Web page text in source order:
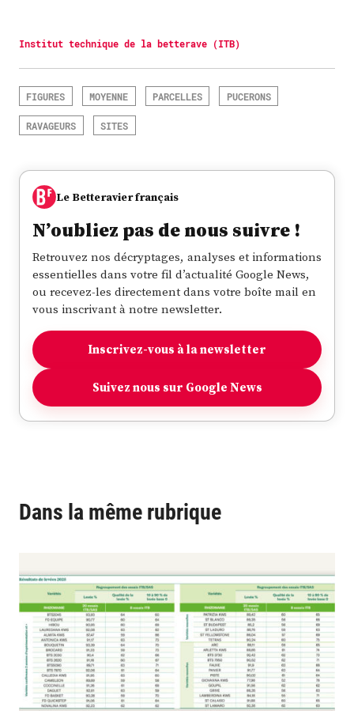
Institut technique de la betterave (ITB)
FIGURES MOYENNE PARCELLES PUCERONS
RAVAGEURS SITES
Le Betteravier français
N’oubliez pas de nous suivre !
Retrouvez nos décryptages, analyses et informations
essentielles dans votre fil d’actualité Google News,
ou recevez-les directement dans votre boîte mail en
vous inscrivant à notre newsletter.
Inscrivez-vous à la newsletter
Suivez nous sur Google News
Dans la même rubrique